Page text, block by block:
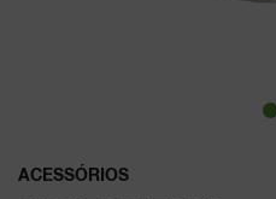
ACESSÓRIOS